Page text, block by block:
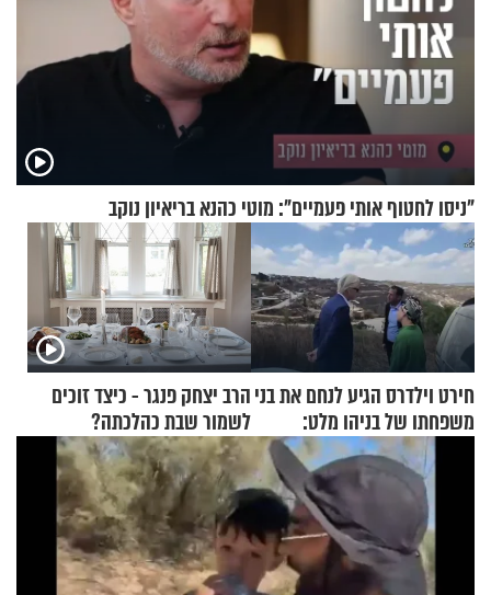
"ניסו לחטוף אותי פעמיים": מוטי כהנא בריאיון נוקב
חירט וילדרס הגיע לנחם את בני
משפחתו של בניהו מלט:
"מיליונים באירופה תומכים
הרב יצחק פנגר - כיצד זוכים
לשמור שבת כהלכתה?